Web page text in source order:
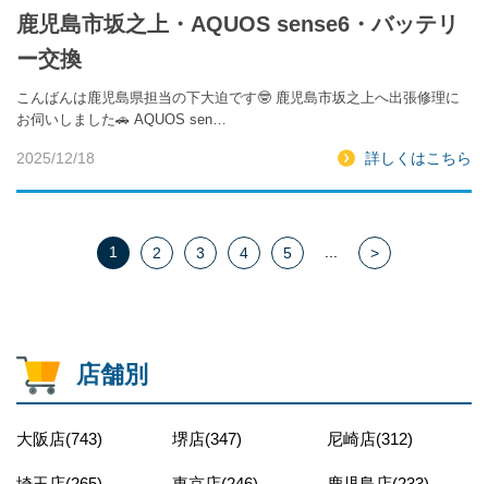
鹿児島市坂之上・AQUOS sense6・バッテリ
ー交換
こんばんは鹿児島県担当の下大迫です🤓 鹿児島市坂之上へ出張修理に
お伺いしました🚗 AQUOS sen…
2025/12/18 詳しくはこちら
1 2 3 4 5 >
店舗別
大阪店(743) 堺店(347) 尼崎店(312)